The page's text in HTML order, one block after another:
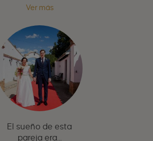
Ver más
El sueño de esta
pareja era...